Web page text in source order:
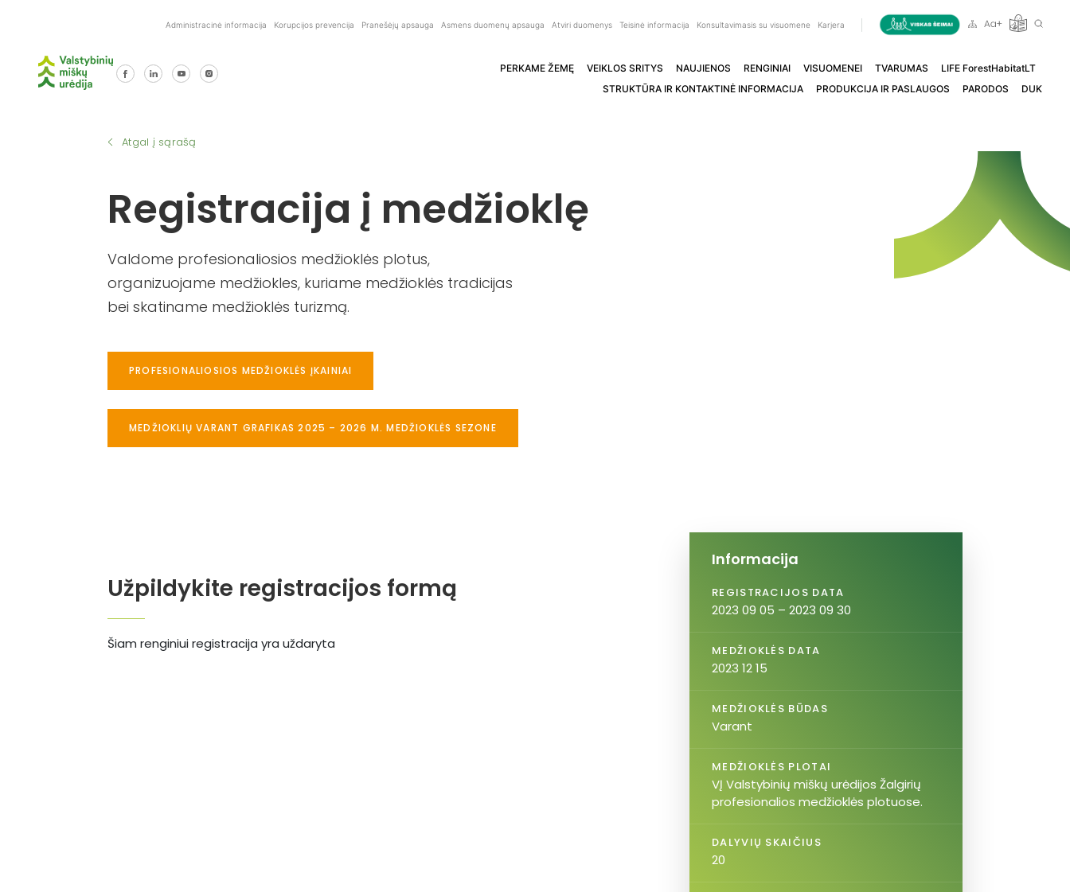
Administracinė informacija Korupcijos prevencija Pranešėjų apsauga Asmens duomenų apsauga Atviri duomenys Teisinė informacija Konsultavimasis su visuomene Karjera
PERKAME ŽEMĘ VEIKLOS SRITYS NAUJIENOS RENGINIAI VISUOMENEI TVARUMAS
LIFE ForestHabitatLT
STRUKTŪRA IR KONTAKTINĖ INFORMACIJA
PRODUKCIJA IR PASLAUGOS PARODOS DUK
Atgal į sąrašą
Registracija į medžioklę
Valdome profesionaliosios medžioklės plotus,
organizuojame medžiokles, kuriame medžioklės tradicijas
bei skatiname medžioklės turizmą.
PROFESIONALIOSIOS MEDŽIOKLĖS ĮKAINIAI
MEDŽIOKLIŲ VARANT GRAFIKAS 2025 – 2026 M. MEDŽIOKLĖS SEZONE
Užpildykite registracijos formą
Šiam renginiui registracija yra uždaryta
Informacija
REGISTRACIJOS DATA
2023 09 05 – 2023 09 30
MEDŽIOKLĖS DATA
2023 12 15
MEDŽIOKLĖS BŪDAS
Varant
MEDŽIOKLĖS PLOTAI
VĮ Valstybinių miškų urėdijos Žalgirių
profesionalios medžioklės plotuose.
DALYVIŲ SKAIČIUS
20